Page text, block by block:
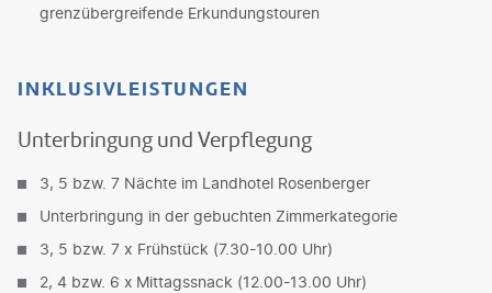
grenzübergreifende Erkundungstouren
INKLUSIVLEISTUNGEN
Unterbringung und Verpflegung
3, 5 bzw. 7 Nächte im Landhotel Rosenberger
Unterbringung in der gebuchten Zimmerkategorie
3, 5 bzw. 7 x Frühstück (7.30-10.00 Uhr)
2, 4 bzw. 6 x Mittagssnack (12.00-13.00 Uhr)